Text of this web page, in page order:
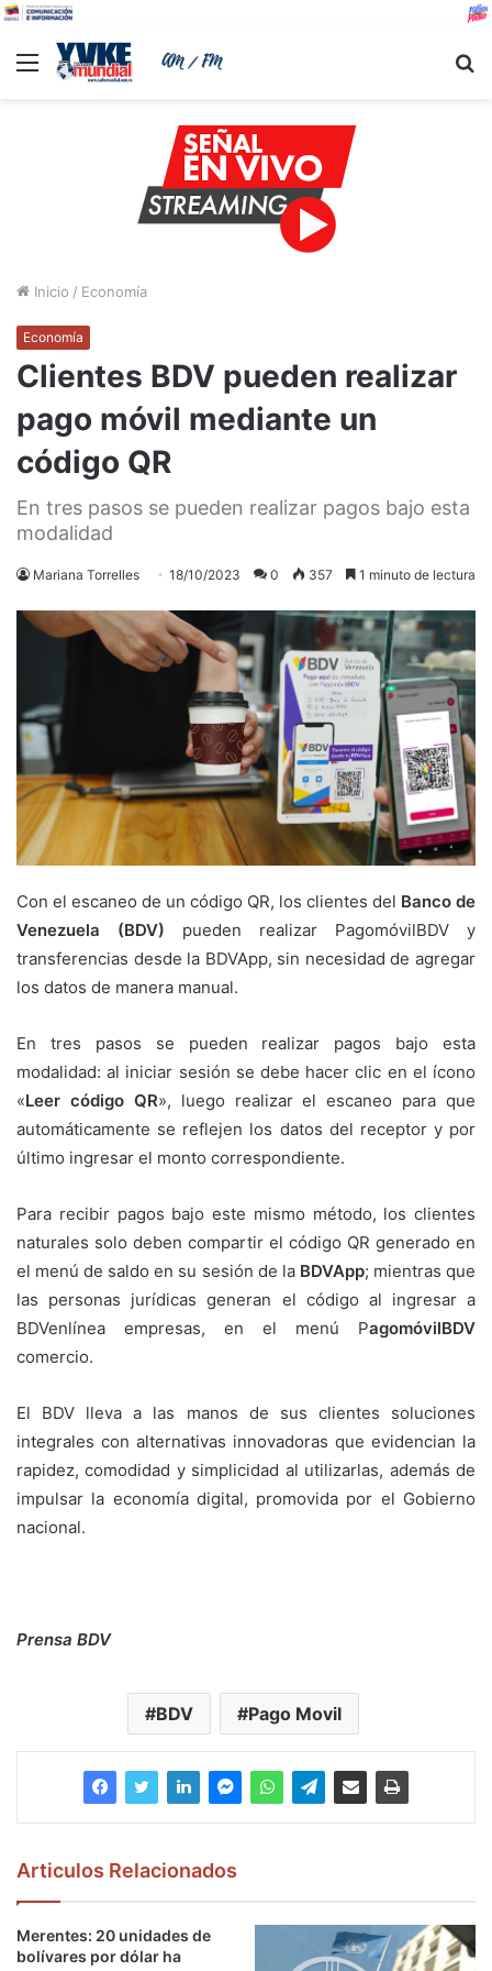
Menu
Inicio / Economía
Economía
Clientes BDV pueden realizar
pago móvil mediante un
código QR
En tres pasos se pueden realizar pagos bajo esta
modalidad
Mariana Torrelles 18/10/2023 0 357 1 minuto de lectura
Con el escaneo de un código QR, los clientes del Banco de
Venezuela (BDV) pueden realizar PagomóvilBDV y
transferencias desde la BDVApp, sin necesidad de agregar
los datos de manera manual.
En tres pasos se pueden realizar pagos bajo esta
modalidad: al iniciar sesión se debe hacer clic en el ícono
«Leer código QR», luego realizar el escaneo para que
automáticamente se reflejen los datos del receptor y por
último ingresar el monto correspondiente.
Para recibir pagos bajo este mismo método, los clientes
naturales solo deben compartir el código QR generado en
el menú de saldo en su sesión de la BDVApp; mientras que
las personas jurídicas generan el código al ingresar a
BDVenlínea empresas, en el menú PagomóvilBDV
comercio.
El BDV lleva a las manos de sus clientes soluciones
integrales con alternativas innovadoras que evidencian la
rapidez, comodidad y simplicidad al utilizarlas, además de
impulsar la economía digital, promovida por el Gobierno
nacional.
Prensa BDV
BDV Pago Movil
Articulos Relacionados
Merentes: 20 unidades de
bolívares por dólar ha